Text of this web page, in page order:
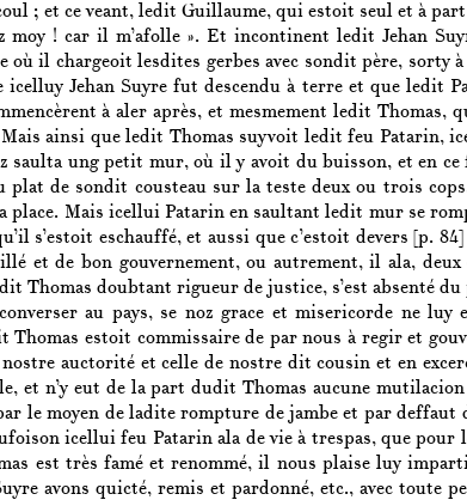
; et ce veant, ledit Guillaume, qui estoit seul et à part
moy ! car il m’afolle ». Et incontinent ledit Jehan
il chargeoit lesdites gerbes avec sondit père, sorty
Jehan Suyre fut descendu à terre et que ledit
à aler après, et mesmement ledit Thomas,
ainsi que ledit Thomas suyvoit ledit feu Patarin,
ung petit mur, où il y avoit du buisson, et en ce
de sondit cousteau sur la teste deux ou trois
place. Mais icellui Patarin en saultant ledit mur se
s’estoit eschauffé, et aussi que c’estoit devers [p. 84]
et de bon gouvernement, ou autrement, il ala,
Thomas doubtant rigueur de justice, s’est absenté du
au pays, se noz grace et misericorde ne luy
estoit commissaire de par nous à regir et
auctorité et celle de nostre dit cousin et en
et n’y eut de la part dudit Thomas aucune
le moyen de ladite rompture de jambe et par deffaut
icellui feu Patarin ala de vie à trespas, que pour
est très famé et renommé, il nous plaise luy
avons quicté, remis et pardonné, etc., avec toute